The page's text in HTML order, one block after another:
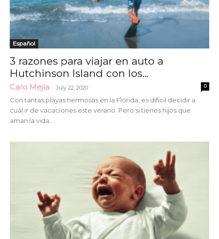
Español
3 razones para viajar en auto a
Hutchinson Island con los...
Caro Mejía - July 22, 2020 0
Con tantas playas hermosas en la Florida, es difícil decidir a
cuál ir de vacaciones este verano. Pero si tienes hijos que
aman la vida...